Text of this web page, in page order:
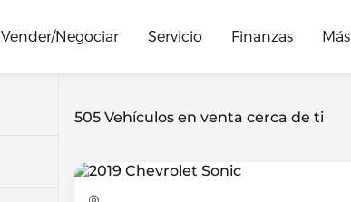
Vender/Negociar Servicio Finanzas Más
505 Vehículos en venta cerca de ti